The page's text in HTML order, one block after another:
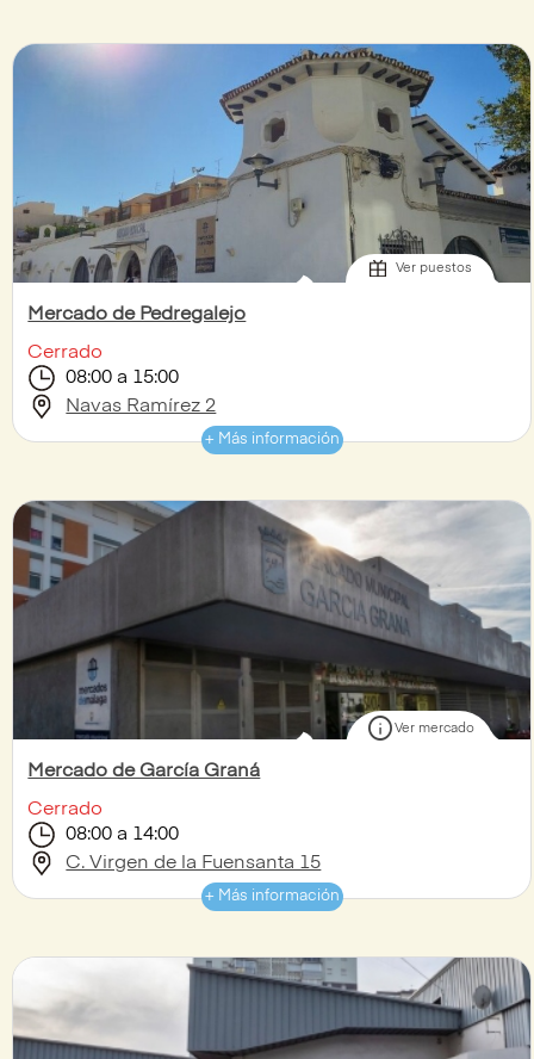
Ver puestos
Mercado de Pedregalejo
Cerrado
08:00 a 15:00
Navas Ramírez 2
+ Más información
infoVer mercado
Mercado de García Graná
Cerrado
08:00 a 14:00
C. Virgen de la Fuensanta 15
+ Más información